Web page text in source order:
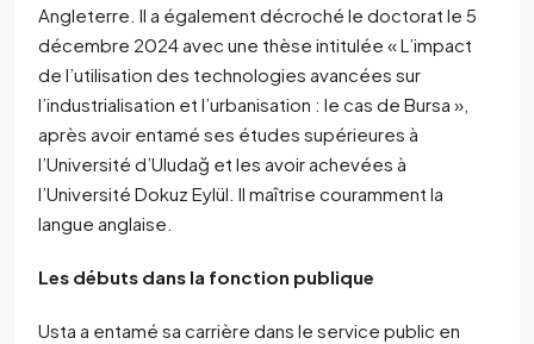
Angleterre. Il a également décroché le doctorat le 5
décembre 2024 avec une thèse intitulée « L’impact
de l’utilisation des technologies avancées sur
l’industrialisation et l’urbanisation : le cas de Bursa »,
après avoir entamé ses études supérieures à
l’Université d’Uludağ et les avoir achevées à
l’Université Dokuz Eylül. Il maîtrise couramment la
langue anglaise.
Les débuts dans la fonction publique
Usta a entamé sa carrière dans le service public en